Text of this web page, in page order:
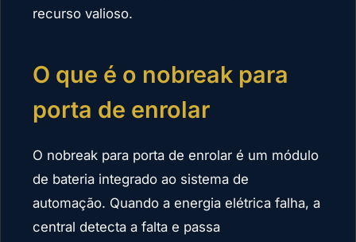
recurso valioso.
O que é o nobreak para
porta de enrolar
O nobreak para porta de enrolar é um módulo
de bateria integrado ao sistema de
automação. Quando a energia elétrica falha, a
central detecta a falta e passa